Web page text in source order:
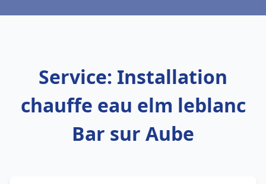
Service: Installation
chauffe eau elm leblanc
Bar sur Aube